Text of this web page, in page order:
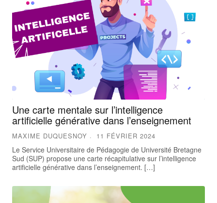
Une carte mentale sur l’intelligence
artificielle générative dans l’enseignement
MAXIME DUQUESNOY 11 FÉVRIER 2024
Le Service Universitaire de Pédagogie de Université Bretagne
Sud (SUP) propose une carte récapitulative sur l’intelligence
artificielle générative dans l’enseignement. […]